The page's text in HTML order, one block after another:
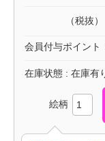
（税抜）
会員付与ポイント
在庫状態 : 在庫有
絵柄